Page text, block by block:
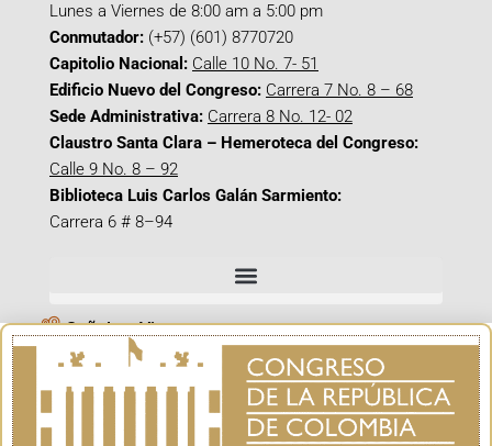
Lunes a Viernes de 8:00 am a 5:00 pm
Conmutador: (+57) (601) 8770720
Capitolio Nacional: Calle 10 No. 7- 51
Edificio Nuevo del Congreso: Carrera 7 No. 8 – 68
Sede Administrativa: Carrera 8 No. 12- 02
Claustro Santa Clara – Hemeroteca del Congreso:
Calle 9 No. 8 – 92
Biblioteca Luis Carlos Galán Sarmiento:
Carrera 6 # 8–94
Señal en Vivo
Facebook_@CamaraColombia
Instagram_@CamaraColombia
X_@CamaraColombia